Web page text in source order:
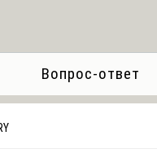
Вопрос-ответ